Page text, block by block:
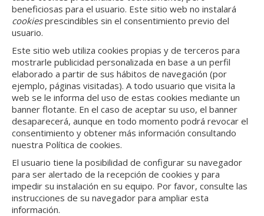
beneficiosas para el usuario. Este sitio web no instalará
cookiesprescindibles sin el consentimiento previo del
usuario.
Este sitio web utiliza cookies propias y de terceros para
mostrarle publicidad personalizada en base a un perfil
elaborado a partir de sus hábitos de navegación (por
ejemplo, páginas visitadas). A todo usuario que visita la
web se le informa del uso de estas cookies mediante un
banner flotante. En el caso de aceptar su uso, el banner
desaparecerá, aunque en todo momento podrá revocar el
consentimiento y obtener más información consultando
nuestra Política de cookies.
El usuario tiene la posibilidad de configurar su navegador
para ser alertado de la recepción de cookies y para
impedir su instalación en su equipo. Por favor, consulte las
instrucciones de su navegador para ampliar esta
información.